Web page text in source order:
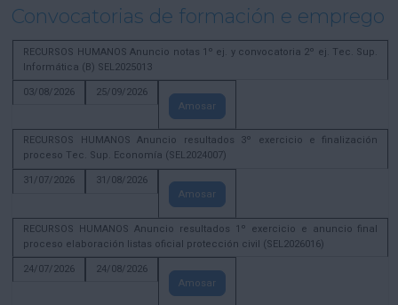
Convocatorias de formación e emprego
RECURSOS HUMANOS Anuncio notas 1º ej. y convocatoria 2º ej. Tec. Sup.
Informática (B) SEL2025013
03/08/2026
25/09/2026
Amosar
RECURSOS HUMANOS Anuncio resultados 3º exercicio e finalización
proceso Tec. Sup. Economía (SEL2024007)
31/07/2026
31/08/2026
Amosar
RECURSOS HUMANOS Anuncio resultados 1º exercicio e anuncio final
proceso elaboración listas oficial protección civil (SEL2026016)
24/07/2026
24/08/2026
Amosar